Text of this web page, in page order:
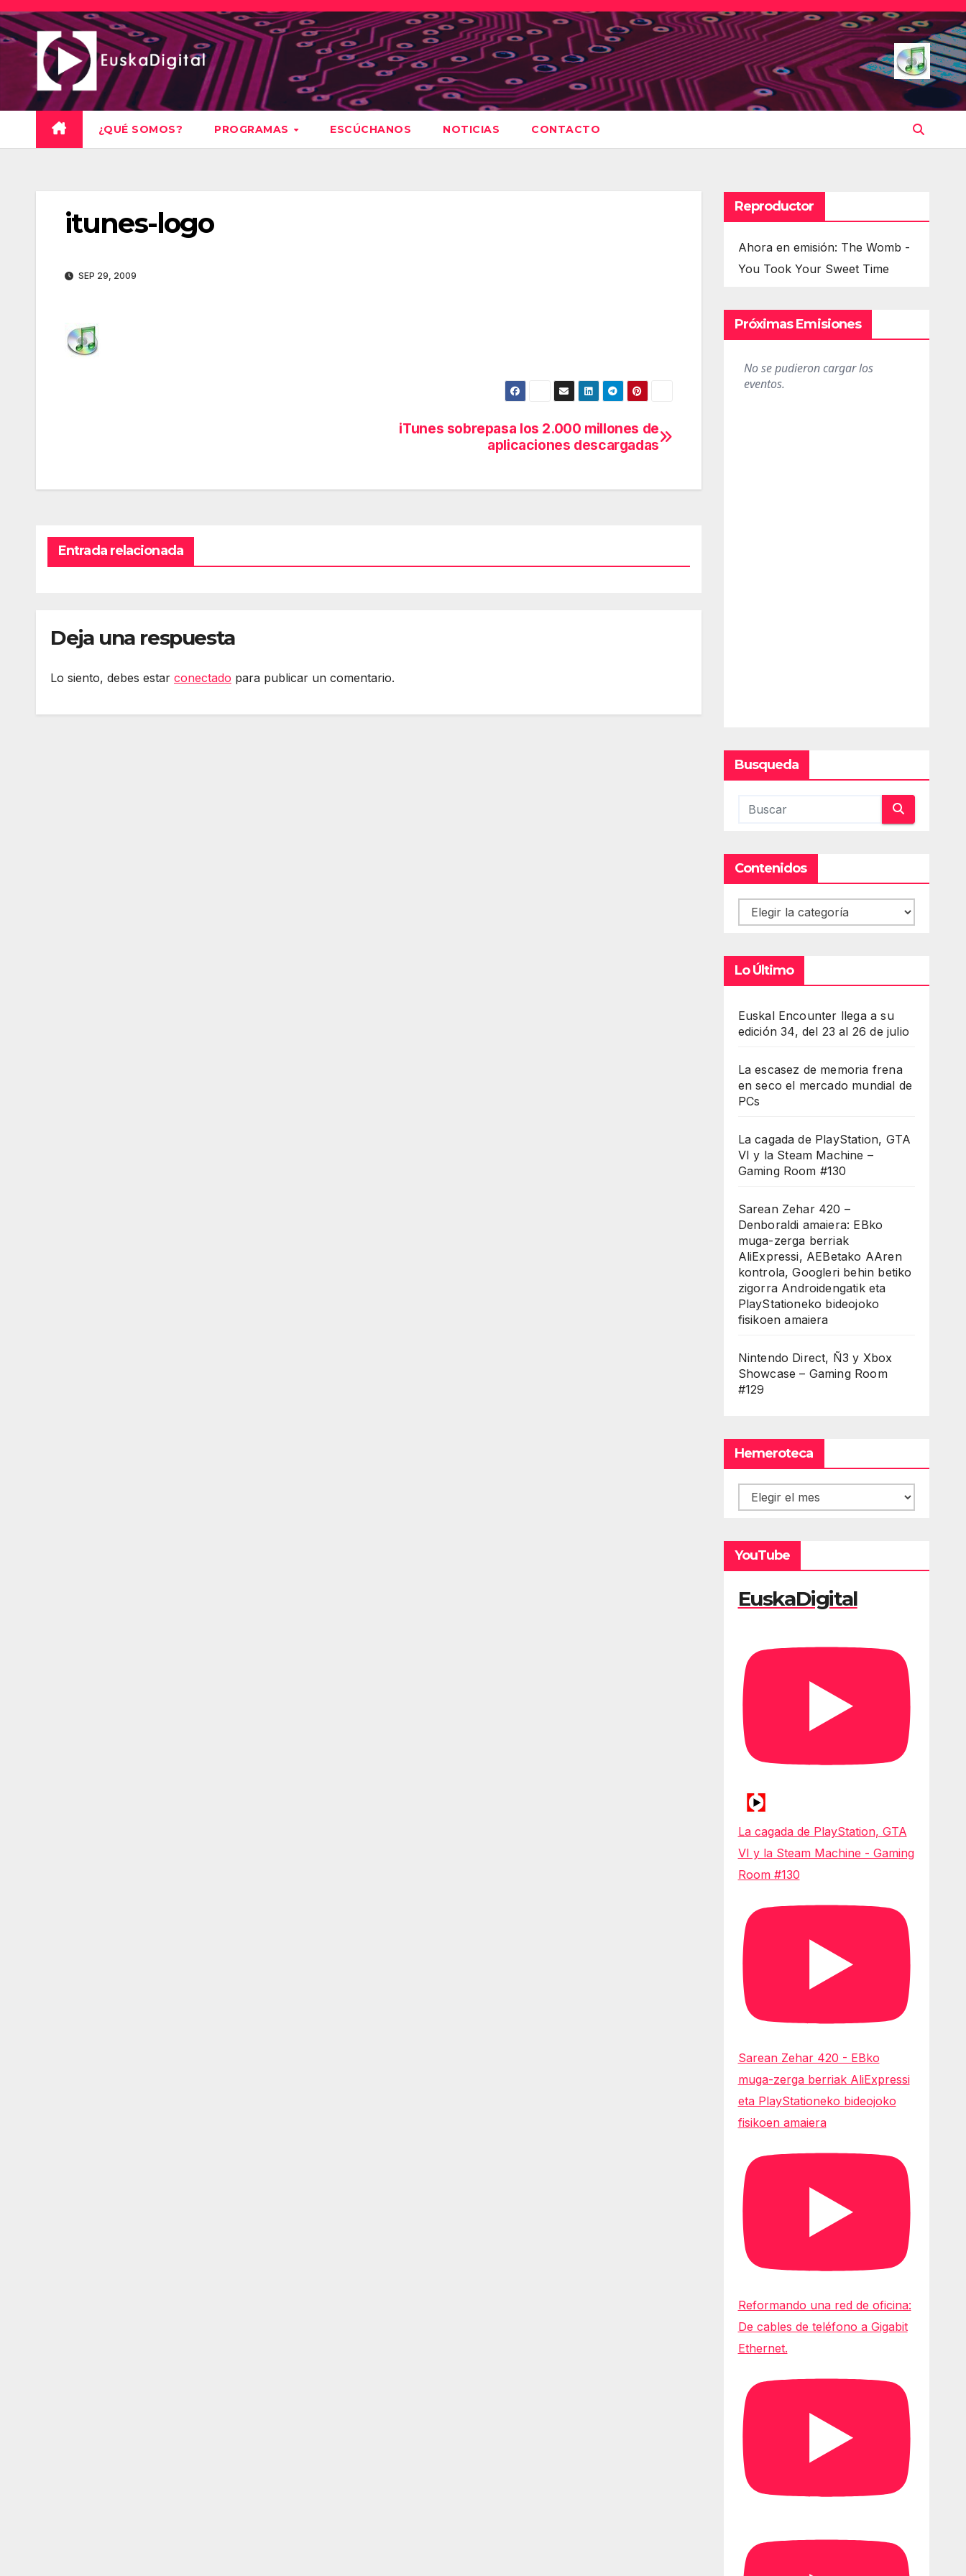
Saltar
al
contenido
¿QUÉ SOMOS? PROGRAMAS ESCÚCHANOS NOTICIAS CONTACTO
itunes-logo
SEP 29, 2009
entradas
iTunes sobrepasa los 2.000 millones de
aplicaciones descargadas
Entrada relacionada
Deja una respuesta
Lo siento, debes estar conectado para publicar un comentario.
Reproductor
Ahora en emisión: The Womb -
You Took Your Sweet Time
Próximas Emisiones
Busqueda
Contenidos
Contenidos
Lo Último
Euskal Encounter llega a su
edición 34, del 23 al 26 de julio
La escasez de memoria frena
en seco el mercado mundial de
PCs
La cagada de PlayStation, GTA
VI y la Steam Machine –
Gaming Room #130
Sarean Zehar 420 –
Denboraldi amaiera: EBko
muga-zerga berriak
AliExpressi, AEBetako AAren
kontrola, Googleri behin betiko
zigorra Androidengatik eta
PlayStationeko bideojoko
fisikoen amaiera
Nintendo Direct, Ñ3 y Xbox
Showcase – Gaming Room
#129
Hemeroteca
Hemeroteca
YouTube
EuskaDigital
La cagada de PlayStation, GTA
VI y la Steam Machine - Gaming
Room #130
Sarean Zehar 420 - EBko
muga-zerga berriak AliExpressi
eta PlayStationeko bideojoko
fisikoen amaiera
Reformando una red de oficina:
De cables de teléfono a Gigabit
Ethernet.